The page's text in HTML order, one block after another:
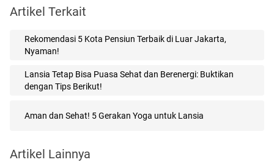
Artikel Terkait
Rekomendasi 5 Kota Pensiun Terbaik di Luar Jakarta,
Nyaman!
Lansia Tetap Bisa Puasa Sehat dan Berenergi: Buktikan
dengan Tips Berikut!
Aman dan Sehat! 5 Gerakan Yoga untuk Lansia
Artikel Lainnya